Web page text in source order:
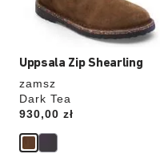
Uppsala Zip Shearling
zamsz
Dark Tea
Price:
930,00 zł